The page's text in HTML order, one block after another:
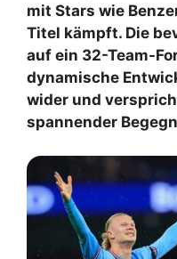
mit Stars wie
Titel kämpft. Die
auf ein 32-Team-
dynamische
wider und
spannender